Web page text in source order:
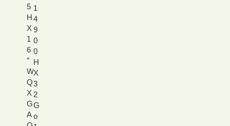
5
H
X
1
6
″
W
Q
X
G
A
1
4
9
0
0
H
X
3
2
G
o